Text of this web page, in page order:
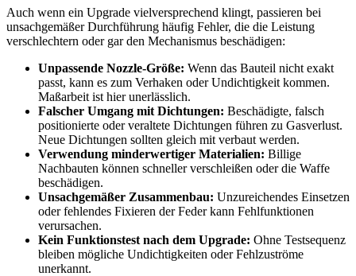
Auch wenn ein Upgrade vielversprechend klingt, passieren bei
unsachgemäßer Durchführung häufig Fehler, die die Leistung
verschlechtern oder gar den Mechanismus beschädigen:
Unpassende Nozzle-Größe: Wenn das Bauteil nicht exakt
passt, kann es zum Verhaken oder Undichtigkeit kommen.
Maßarbeit ist hier unerlässlich.
Falscher Umgang mit Dichtungen: Beschädigte, falsch
positionierte oder veraltete Dichtungen führen zu Gasverlust.
Neue Dichtungen sollten gleich mit verbaut werden.
Verwendung minderwertiger Materialien: Billige
Nachbauten können schneller verschleißen oder die Waffe
beschädigen.
Unsachgemäßer Zusammenbau: Unzureichendes Einsetzen
oder fehlendes Fixieren der Feder kann Fehlfunktionen
verursachen.
Kein Funktionstest nach dem Upgrade: Ohne Testsequenz
bleiben mögliche Undichtigkeiten oder Fehlzuströme
unerkannt.